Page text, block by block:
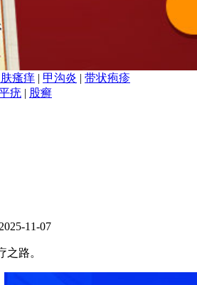
瘙痒 甲沟炎
带状疱疹
疣
股癣
11-07
路。